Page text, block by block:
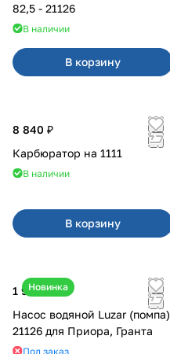
82,5 - 21126
В наличии
В корзину
8 840 ₽
Карбюратор на 1111
В наличии
В корзину
Новинка
1 990 ₽
Насос водяной Luzar (помпа)
21126 для Приора, Гранта
Под заказ